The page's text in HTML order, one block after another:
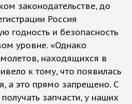
законодательстве, до
Россия
годность и безопасность
уровне. «Однако
находящихся в
к тому, что появилась
а это прямо запрещено. С
запчасти, у наших